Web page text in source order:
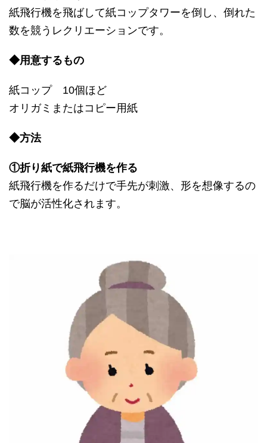
紙飛行機を飛ばして紙コップタワーを倒し、倒れた
数を競うレクリエーションです。
◆用意するもの
紙コップ 10個ほど
オリガミまたはコピー用紙
◆方法
①折り紙で紙飛行機を作る
紙飛行機を作るだけで手先が刺激、形を想像するの
で脳が活性化されます。